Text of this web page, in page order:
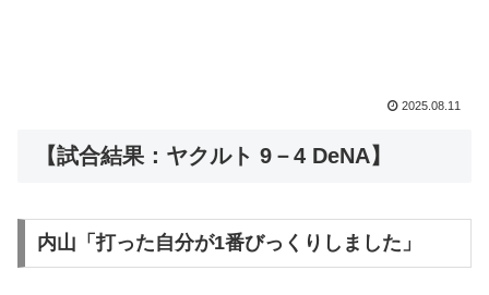
2025.08.11
【試合結果：ヤクルト 9－4 DeNA】
内山「打った自分が1番びっくりしました」